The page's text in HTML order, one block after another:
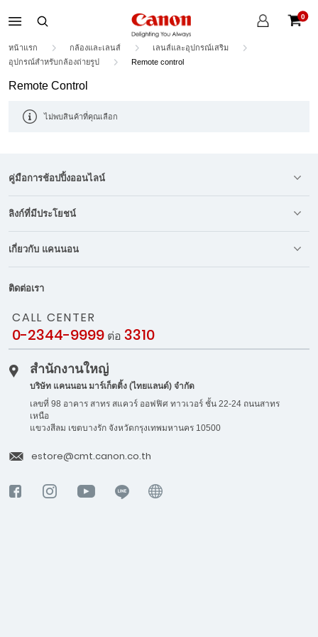
บัญชี
ของ
0
หน้าแรก กล้องและเลนส์
เลนส์และอุปกรณ์เสริม
อุปกรณ์สำหรับกล้องถ่ายรูป
Remote control
Remote Control
ไม่พบสินค้าที่คุณเลือก
คู่มือการช้อปปิ้งออนไลน์
ลิงก์ที่มีประโยชน์
เกี่ยวกับ แคนนอน
ติดต่อเรา
CALL CENTER
0-2344-9999 ต่อ 3310
สำนักงานใหญ่
บริษัท แคนนอน มาร์เก็ตติ้ง (ไทยแลนด์) จำกัด
เลขที่ 98 อาคาร สาทร สแควร์ ออฟฟิศ ทาวเวอร์ ชั้น 22-24 ถนนสาทร
เหนือ
แขวงสีลม เขตบางรัก จังหวัดกรุงเทพมหานคร 10500
estore@cmt.canon.co.th